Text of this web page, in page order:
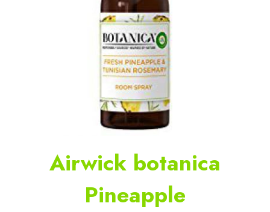
Airwick botanica
Pineapple